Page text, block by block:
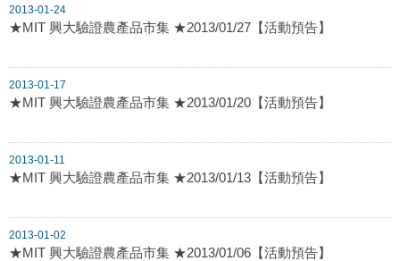
2013-01-24
★MIT 興大驗證農產品市集 ★2013/01/27【活動預告】
2013-01-17
★MIT 興大驗證農產品市集 ★2013/01/20【活動預告】
2013-01-11
★MIT 興大驗證農產品市集 ★2013/01/13【活動預告】
2013-01-02
★MIT 興大驗證農產品市集 ★2013/01/06【活動預告】